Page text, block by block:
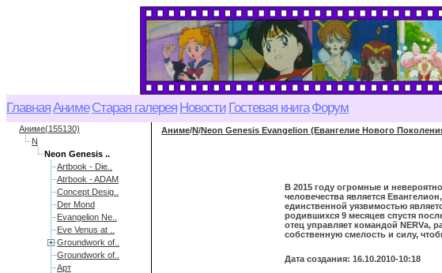
ГлавнаяАниме Старая галерея Новости Гостевая книга Форум
Аниме(155130)
N
Neon Genesis ..
Artbook - Die..
Atrbook - ADAM
Concept Desig..
Der Mond
Evangelion Ne..
Eve Venus at ..
Groundwork of..
Groundwork of..
Арт
Аниме/N/Neon Genesis Evangelion (Евангелие Нового
В 2015 году огромные и
человечества является
единственной уязвимостью
родившихся 9 месяцев спустя
отец управляет командой NERVа,
собственную смелость и силу,
Дата создания: 16.10.2010-10:18